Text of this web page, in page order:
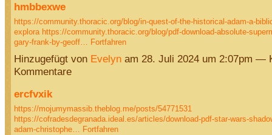
hmbbexwe
https://community.thoracic.org/blog/in-quest-of-the-historical-adam-a-
explora https://community.thoracic.org/blog/pdf-download-absolute-
gary-frank-by-geoff… Fortfahren
Hinzugefügt von Evelynam 28. Juli 2024 um 2:07pm —
Kommentare
ercfvxik
https://mojumymassib.theblog.me/posts/54771531
https://cofradesdegranada.ideal.es/articles/download-pdf-star-wars-
adam-christophe… Fortfahren